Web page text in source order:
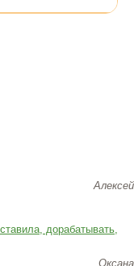
Алексей
дорабатывать,
Оксана